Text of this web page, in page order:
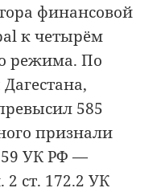
финансовой
к четырём
режима. По
585
признали
УК РФ —
ст. 172.2 УК